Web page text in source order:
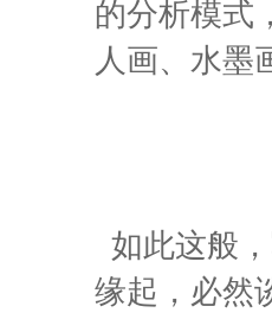
的分析模式
人画、水墨
如此这般
缘起，必然